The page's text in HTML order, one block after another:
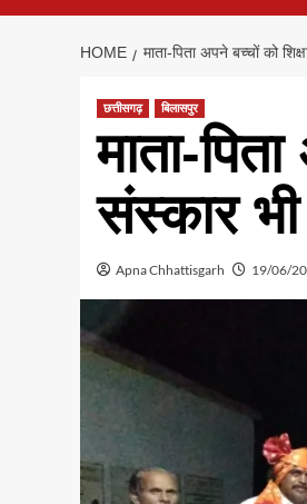
HOME माता-पिता अपने बच्चों को
छत्तीसगढ़ बिलासपुर
माता-
संस्कार
Apna Chhattisgarh 19/06/